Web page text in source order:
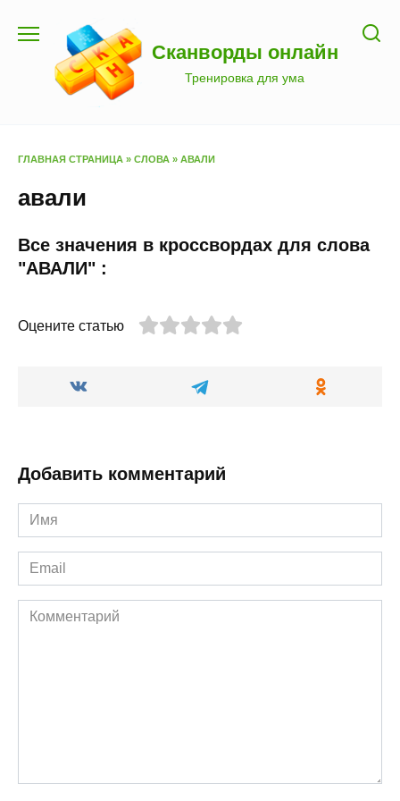
содержанию
Сканворды онлайн
Тренировка для ума
ГЛАВНАЯ СТРАНИЦА » СЛОВА » АВАЛИ
авали
Все значения в кроссвордах для слова
"АВАЛИ" :
Оцените статью
Добавить комментарий
Имя
*
Email
*
Комментарий